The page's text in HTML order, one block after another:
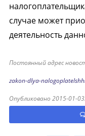
случае может
деятельность
Постоянный адрес
zakon-dlya-
Опубликовано 2015-01-03.